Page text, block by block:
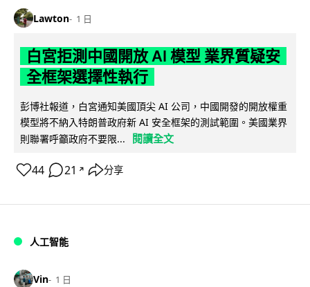
Lawton 1 日
白宮拒測中國開放 AI 模型 業界質疑安
全框架選擇性執行
彭博社報道，白宮通知美國頂尖 AI 公司，中國開發的開放權重
模型將不納入特朗普政府新 AI 安全框架的測試範圍。美國業界
則聯署呼籲政府不要限...
閱讀全文
44 21 ↗ 分享
人工智能
Vin 1 日